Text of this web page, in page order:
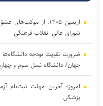
اربعین ۱۴۰۵؛ از
شورای عالی انقلاب فرهنگی
ضرورت تقویت بودجه دانشگاه‌ها
جهان/ دانشگاه نسل سوم و
امروز؛ آخرین مهلت ثبت‌نام
پزشکی